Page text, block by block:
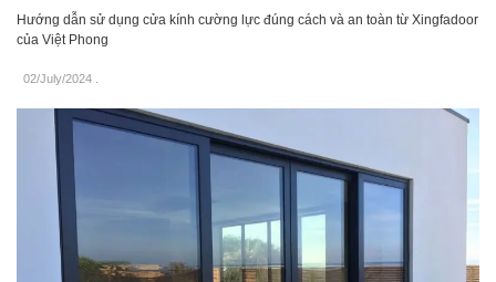
Hướng dẫn sử dụng cửa kính cường lực đúng cách và an toàn từ Xingfadoor
của Việt Phong
02/July/2024